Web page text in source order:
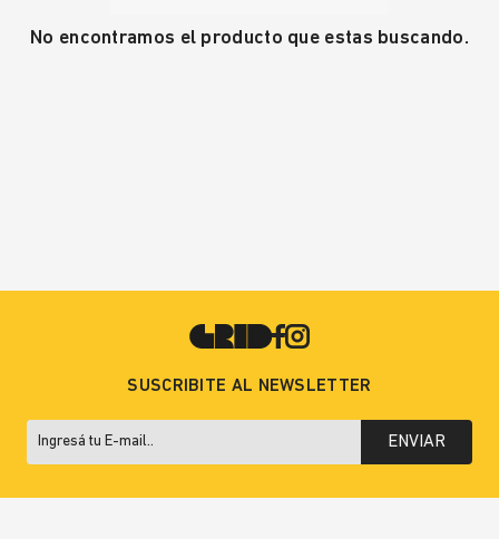
No encontramos el producto que estas buscando.
SUSCRIBITE AL NEWSLETTER
ENVIAR